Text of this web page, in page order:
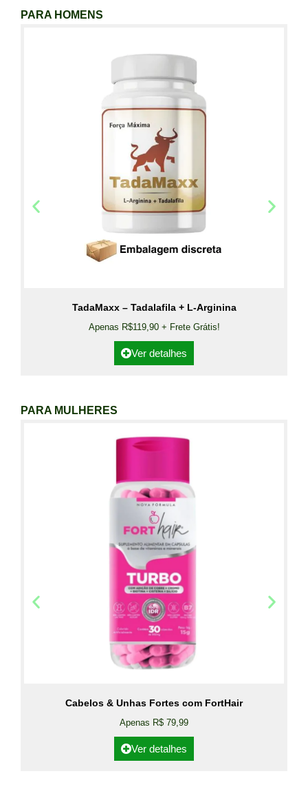
PARA HOMENS
TadaMaxx – Tadalafila + L-Arginina
Apenas R$119,90 + Frete Grátis!
Ver detalhes
PARA MULHERES
Cabelos & Unhas Fortes com FortHair
Apenas R$ 79,99
Ver detalhes